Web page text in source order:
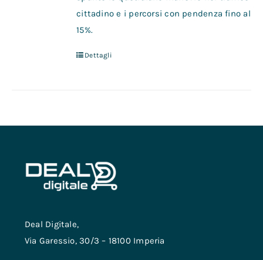
cittadino e i percorsi con pendenza fino al
15%.
Dettagli
Deal Digitale,
Via Garessio, 30/3 – 18100 Imperia